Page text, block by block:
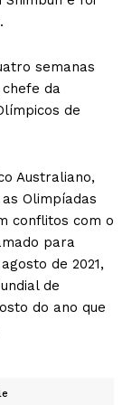
semanas
da
de
Australiano,
Olimpíadas
conflitos com o
para
de 2021,
de
do ano que